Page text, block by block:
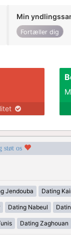
Min
Fortæller dig
støt os
Jendouba Dating
Dating Nabeul
Dating Zaghouan